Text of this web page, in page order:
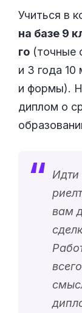
Учиться в
на базе 9
го (точные
и 3 года 10
и формы).
диплом о
Идти
вам